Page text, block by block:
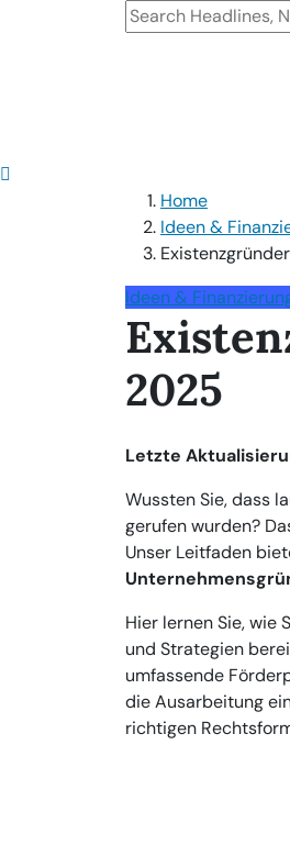
Home
Ideen &
Ideen &
2025
Letzte
Wussten Sie, dass
gerufen wurden?
Unser Leitfaden
Hier lernen Sie, wie
und Strategien
umfassende
die Ausarbeitung
richtigen